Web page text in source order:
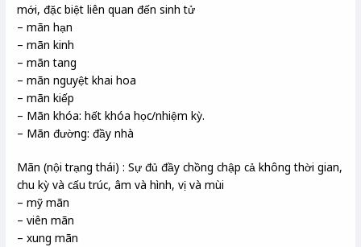
mới, đặc biệt liên quan đến sinh tử
– mãn hạn
– mãn kinh
– mãn tang
– mãn nguyệt khai hoa
– mãn kiếp
– Mãn khóa: hết khóa học/nhiệm kỳ.
– Mãn đường: đầy nhà
Mãn (nội trạng thái) : Sự đủ đầy chồng chập cả không thời gian,
chu kỳ và cấu trúc, âm và hình, vị và mùi
– mỹ mãn
– viên mãn
– xung mãn